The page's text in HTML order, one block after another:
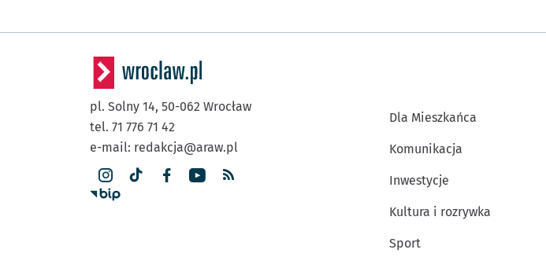
pl. Solny 14, 50-062 Wrocław
tel. 71 776 71 42
e-mail: redakcja@araw.pl
Dla Mieszkańca
Komunikacja
Inwestycje
Kultura i rozrywka
Sport